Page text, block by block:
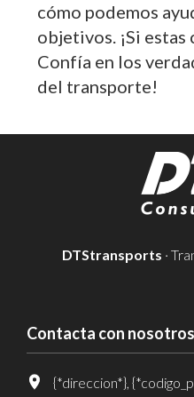
cómo podemos
objetivos. ¡Si
Confía en los
del transporte!
DTStransports ·
Contacta con nosotros
{*direccion*},